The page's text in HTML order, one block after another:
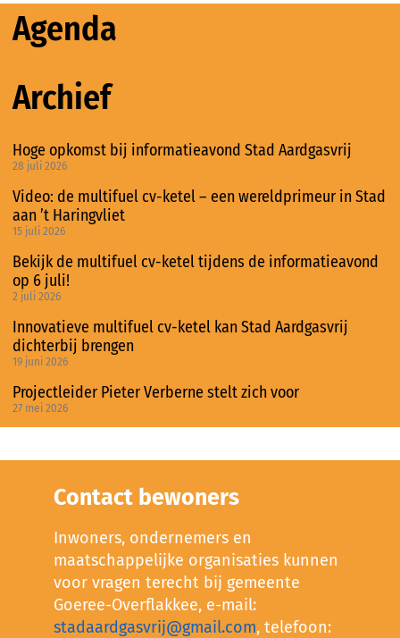
Agenda
Archief
Hoge opkomst bij informatieavond Stad Aardgasvrij
28 juli 2026
Video: de multifuel cv-ketel – een wereldprimeur in Stad
aan ’t Haringvliet
15 juli 2026
Bekijk de multifuel cv-ketel tijdens de informatieavond
op 6 juli!
2 juli 2026
Innovatieve multifuel cv-ketel kan Stad Aardgasvrij
dichterbij brengen
19 juni 2026
Projectleider Pieter Verberne stelt zich voor
27 mei 2026
Contact bewoners
Inwoners, ondernemers en
maatschappelijke organisaties kunnen
voor vragen terecht bij gemeente
Goeree-Overflakkee, e-mail:
stadaardgasvrij@gmail.com, telefoon: